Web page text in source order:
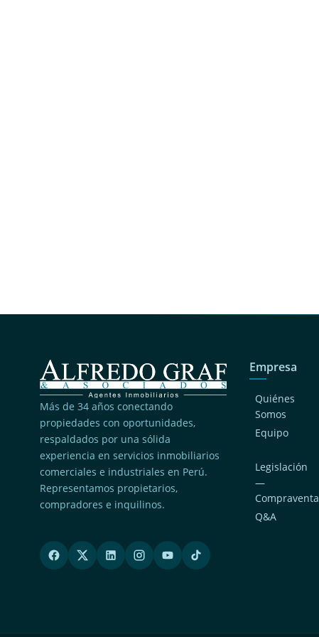
Más de 34 años conectando
propiedades con oportunidades,
respaldados por una sólida
experiencia en servicios inmobiliarios
comerciales e industriales en Perú.
Representamos propietarios,
compradores e inquilinos.
Empresa
Quiénes
Somos
Equipo
Legislación
—
Compraventa
Q&A